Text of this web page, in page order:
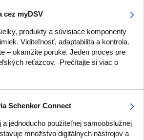
cez myDSV
produkty a súvisiace komponenty
Viditeľnosť, adaptabilita a kontrola.
– okamžite poruke. Jeden proces pre
reťazcov. Prečítajte si viac o
Schenker Connect
jednoducho použiteľnej samoobslužnej
množstvo digitálnych nástrojov a